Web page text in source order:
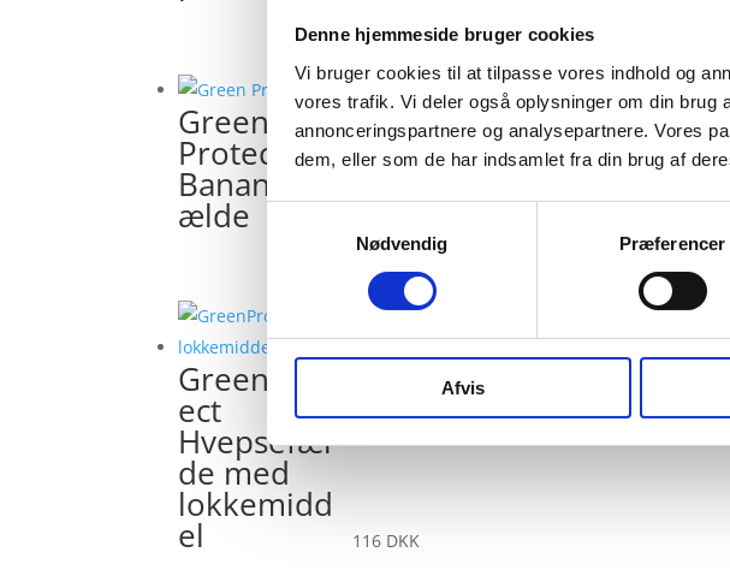
Denne hjemmeside bruger cookies
Vi bruger cookies til at tilpasse vores indhold og
vores trafik. Vi deler også oplysninger om din brug
annonceringspartnere og analysepartnere. Vores
dem, eller som de har indsamlet fra din brug af
Nødvendig
Præferencer
Afvis
Green
Protect
Bananfluef
ælde
GreenProt
ect
Hvepsefæl
de med
lokkemidd
el 116 DKK